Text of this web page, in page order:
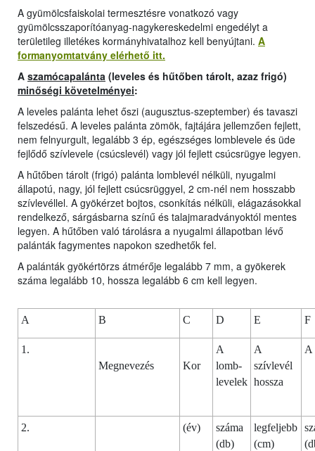
A gyümölcsfaiskolai termesztésre vonatkozó vagy
gyümölcsszaporítóanyag-nagykereskedelmi engedélyt a
területileg illetékes kormányhivatalhoz kell benyújtani. A
formanyomtatvány elérhető itt.
A szamócapalánta (leveles és hűtőben tárolt, azaz frigó)
minőségi követelményei:
A leveles palánta lehet őszi (augusztus-szeptember) és tavaszi
felszedésű. A leveles palánta zömök, fajtájára jellemzően fejlett,
nem felnyurgult, legalább 3 ép, egészséges lomblevele és üde
fejlődő szívlevele (csúcslevél) vagy jól fejlett csúcsrügye legyen.
A hűtőben tárolt (frigó) palánta lomblevél nélküli, nyugalmi
állapotú, nagy, jól fejlett csúcsrüggyel, 2 cm-nél nem hosszabb
szívlevéllel. A gyökérzet bojtos, csonkítás nélküli, elágazásokkal
rendelkező, sárgásbarna színű és talajmaradványoktól mentes
legyen. A hűtőben való tárolásra a nyugalmi állapotban lévő
palánták fagymentes napokon szedhetők fel.
A palánták gyökértörzs átmérője legalább 7 mm, a gyökerek
száma legalább 10, hossza legalább 6 cm kell legyen.
A B C D E F
1.
Megnevezés
Kor
A
lomb-
levelek
A
szívlevél
hossza
A
2. (év)
száma
(db)
legfeljebb
(cm)